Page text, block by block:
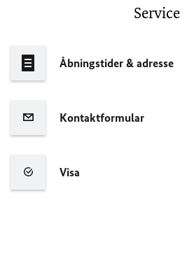
Service
Åbningstider & adresse
Kontaktformular
Visa